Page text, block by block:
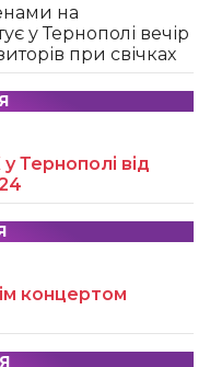
на
у Тернополі вечір
при свічках
Тернополі від
концертом